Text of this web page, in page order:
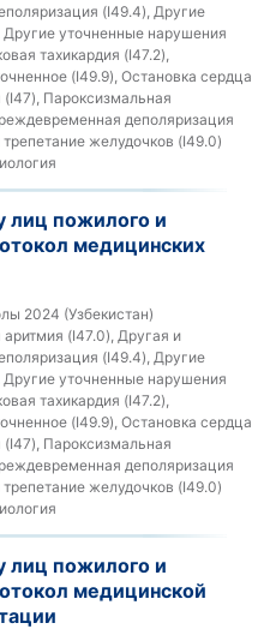
(I49.4), Другие
уточненные нарушения
тахикардия (I47.2),
(I49.9), Остановка сердца
(I47), Пароксизмальная
деполяризация
желудочков (I49.0)
лиц пожилого и
медицинских
2024 (Узбекистан)
(I47.0), Другая и
(I49.4), Другие
уточненные нарушения
тахикардия (I47.2),
(I49.9), Остановка сердца
(I47), Пароксизмальная
деполяризация
желудочков (I49.0)
лиц пожилого и
медицинской